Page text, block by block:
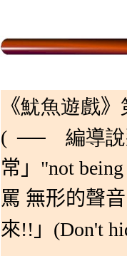
《魷魚遊戲》
( ── 編導
常」 "not
罵 無形的聲音
來!!」(Don't